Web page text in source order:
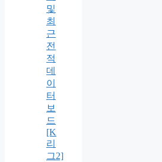
및
최
근
전
적
데
이
터
보
드
[K
리
그2]